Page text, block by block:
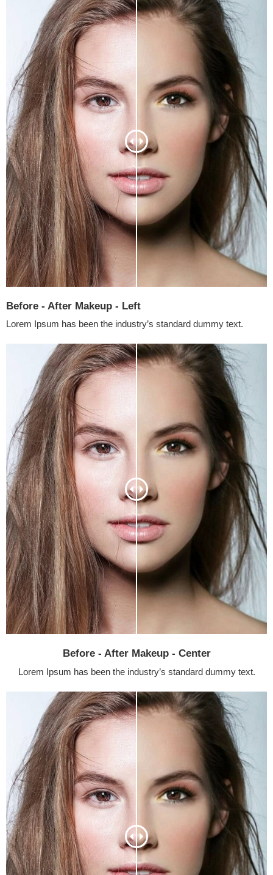
Before - After Makeup - Left
Lorem Ipsum has been the industry’s standard dummy text.
Before - After Makeup - Center
Lorem Ipsum has been the industry’s standard dummy text.